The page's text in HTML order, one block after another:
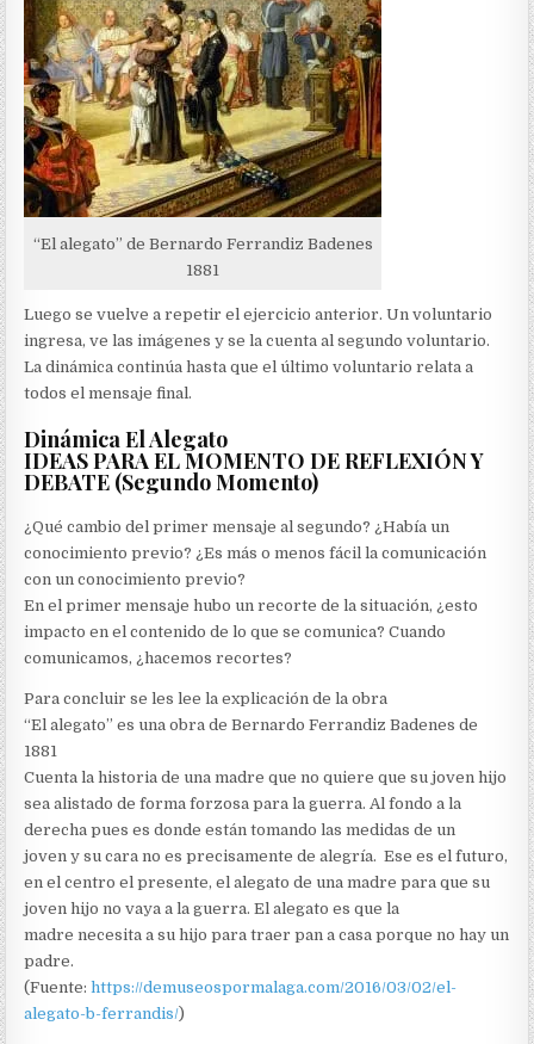
“El alegato” de Bernardo Ferrandiz Badenes
1881
Luego se vuelve a repetir el ejercicio anterior. Un voluntario
ingresa, ve las imágenes y se la cuenta al segundo voluntario.
La dinámica continúa hasta que el último voluntario relata a
todos el mensaje final.
Dinámica El Alegato
IDEAS PARA EL MOMENTO DE REFLEXIÓN Y
DEBATE (Segundo Momento)
¿Qué cambio del primer mensaje al segundo? ¿Había un
conocimiento previo? ¿Es más o menos fácil la comunicación
con un conocimiento previo?
En el primer mensaje hubo un recorte de la situación, ¿esto
impacto en el contenido de lo que se comunica? Cuando
comunicamos, ¿hacemos recortes?
Para concluir se les lee la explicación de la obra
“El alegato” es una obra de Bernardo Ferrandiz Badenes de
1881
Cuenta la historia de una madre que no quiere que su joven hijo
sea alistado de forma forzosa para la guerra. Al fondo a la
derecha pues es donde están tomando las medidas de un
joven y su cara no es precisamente de alegría. Ese es el futuro,
en el centro el presente, el alegato de una madre para que su
joven hijo no vaya a la guerra. El alegato es que la
madre necesita a su hijo para traer pan a casa porque no hay un
padre.
(Fuente:https://demuseospormalaga.com/2016/03/02/el-
alegato-b-ferrandis/)